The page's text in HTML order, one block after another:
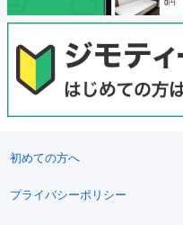
初めての方へ
プライバシーポリシー